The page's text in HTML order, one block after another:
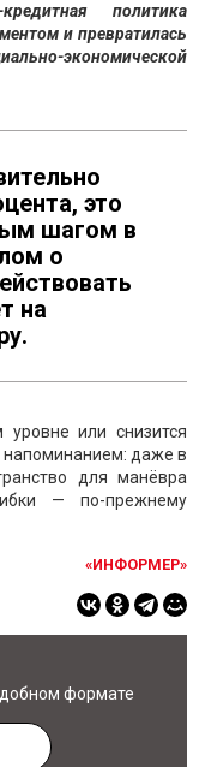
кредитная политика
и превратилась
экономической
это
шагом в
о
на
или снизится
напоминанием: даже в
для манёвра
— по-прежнему
«ИНФОРМЕР»
формате